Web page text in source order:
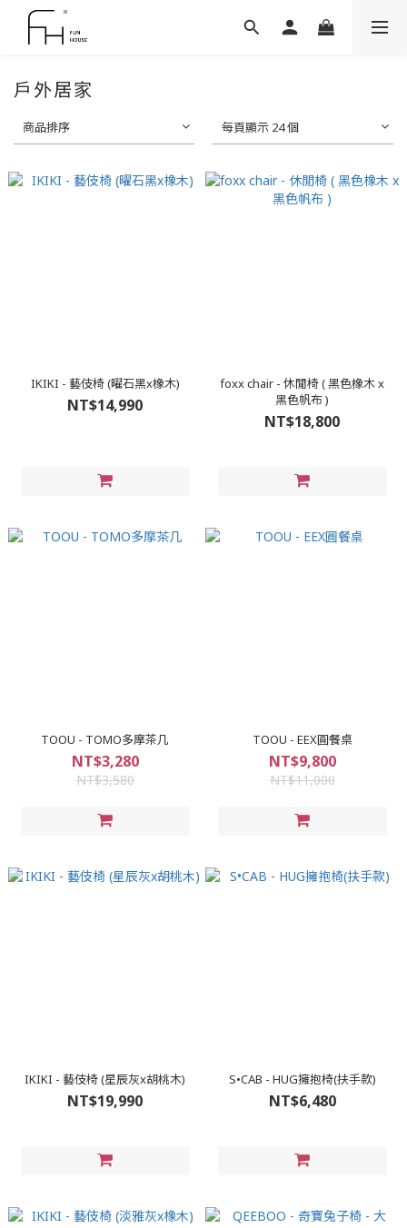
戶外居家
商品排序 每頁顯示 24 個
IKIKI - 藝伎椅 (曜石黑x橡木)
NT$14,990
foxx chair - 休閒椅 ( 黑色橡木 x
黑色帆布 )
NT$18,800
TOOU - TOMO多摩茶几
NT$3,280
NT$3,580
TOOU - EEX圓餐桌
NT$9,800
NT$11,000
IKIKI - 藝伎椅 (星辰灰x胡桃木)
NT$19,990
S•CAB - HUG擁抱椅(扶手款)
NT$6,480